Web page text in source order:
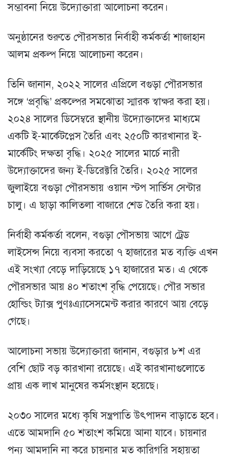
সম্ভাবনা নিয়ে উদ্যোক্তারা আলোচনা করেন।
অনুষ্ঠানের শুরুতে পৌরসভার নির্বাহী কর্মকর্তা শাজাহান
আলম প্রকল্প নিয়ে আলোচনা করেন।
তিনি জানান, ২০২২ সালের এপ্রিলে বগুড়া পৌরসভার
সঙ্গে ‘প্রবৃদ্ধি’ প্রকল্পের সমঝোতা স্মারক স্বাক্ষর করা হয়।
২০২৪ সালের ডিসেম্বরে স্থানীয় উদ্যোক্তাদের মাধ্যমে
একটি ই-মার্কেটপ্লেস তৈরি এবং ২৫০টি কারখানার ই-
মার্কেটিং দক্ষতা বৃদ্ধি। ২০২৫ সালের মার্চে নারী
উদ্যোক্তাদের জন্য ই-ডিরেক্টরি তৈরি। ২০২৫ সালের
জুলাইয়ে বগুড়া পৌরসভায় ওয়ান স্টপ সার্ভিস সেন্টার
চালু। এ ছাড়া কালিতলা বাজারে শেড তৈরি করা হয়।
নির্বাহী কর্মকর্তা বলেন, বগুড়া পৌসভায় আগে ট্রেড
লাইসেন্স নিয়ে ব্যবসা করতো ৭ হাজারের মত ব্যক্তি এখন
এই সংখ্যা বেড়ে দাড়িয়েছে ১৭ হাজারের মত। এ থেকে
পৌরসভার আয় ৪০ শতাংশ বৃদ্ধি পেয়েছে। পৌর সভার
হোল্ডিং ট্যাক্স পুণঃএ্যাসেসমেন্ট করার কারণে আয় বেড়ে
গেছে।
আলোচনা সভায় উদ্যোক্তারা জানান, বগুড়ার ৮শ এর
বেশি ছোট বড় কারখানা রয়েছে। এই কারখানাগুলোতে
প্রায় এক লাখ মানুষের কর্মসংস্থান হয়েছে।
২০৩০ সালের মধ্যে কৃষি সন্ত্রপাতি উৎপাদন বাড়াতে হবে।
এতে আমদানি ৫০ শতাংশ কমিয়ে আনা যাবে। চায়নার
পন্য আমদানি না করে চায়নার মত কারিগরি সহায়তা